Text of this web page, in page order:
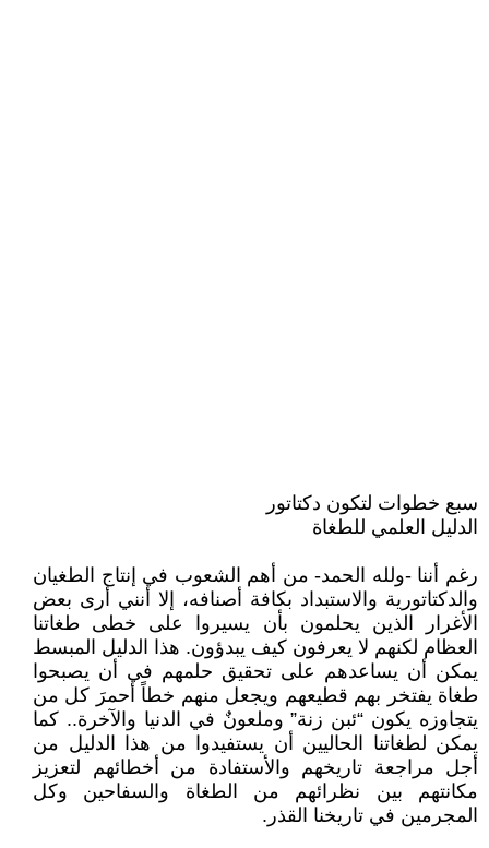
سبع خطوات لتكون دكتاتور
الدليل العلمي للطغاة
رغم أننا -ولله الحمد- من أهم الشعوب في إنتاج الطغيان
والدكتاتورية والاستبداد بكافة أصنافه، إلا أنني أرى بعض
الأغرار الذين يحلمون بأن يسيروا على خطى طغاتنا
العظام لكنهم لا يعرفون كيف يبدؤون. هذا الدليل المبسط
يمكن أن يساعدهم على تحقيق حلمهم في أن يصبحوا
طغاة يفتخر بهم قطيعهم ويجعل منهم خطاً أحمرَ كل من
يتجاوزه يكون “ئبن زنة” وملعونٌ في الدنيا والآخرة.. كما
يمكن لطغاتنا الحاليين أن يستفيدوا من هذا الدليل من
أجل مراجعة تاريخهم والأستفادة من أخطائهم لتعزيز
مكانتهم بين نظرائهم من الطغاة والسفاحين وكل
المجرمين في تاريخنا القذر.